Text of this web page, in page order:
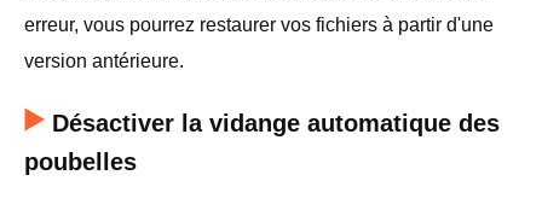
erreur, vous pourrez restaurer vos fichiers à partir d'une
version antérieure.
Désactiver la vidange automatique des
poubelles